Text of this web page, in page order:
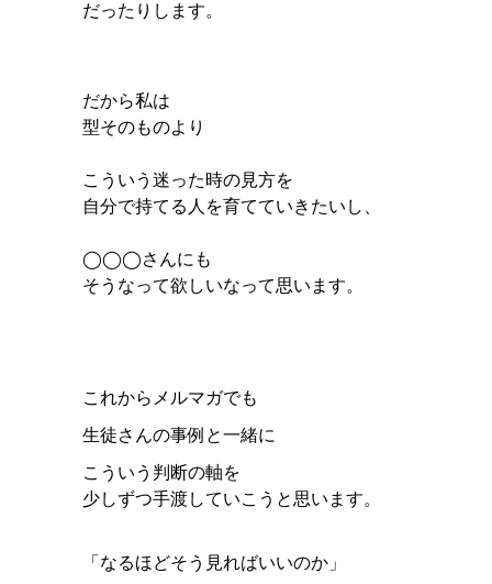
だったりします。
だから私は
型そのものより
こういう迷った時の見方を
自分で持てる人を育てていきたいし、
◯◯◯さんにも
そうなって欲しいなって思います。
これからメルマガでも
生徒さんの事例と一緒に
こういう判断の軸を
少しずつ手渡していこうと思います。
「なるほどそう見ればいいのか」